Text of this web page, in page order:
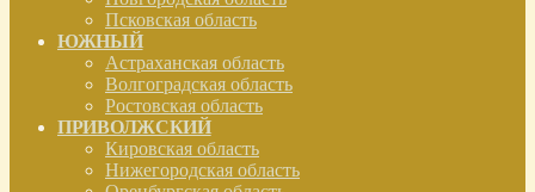
Псковская область
ЮЖНЫЙ
Астраханская область
Волгоградская область
Ростовская область
ПРИВОЛЖСКИЙ
Кировская область
Нижегородская область